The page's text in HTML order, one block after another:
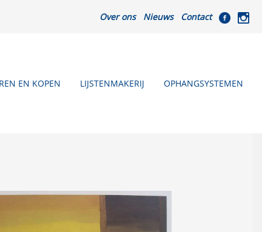
Over ons Nieuws Contact
EN KOPEN LIJSTENMAKERIJ OPHANGSYSTEMEN